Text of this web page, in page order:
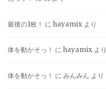
最後の1枚！ に hayamix より
体を動かそっ！ に hayamix より
体を動かそっ！ に みんみん より